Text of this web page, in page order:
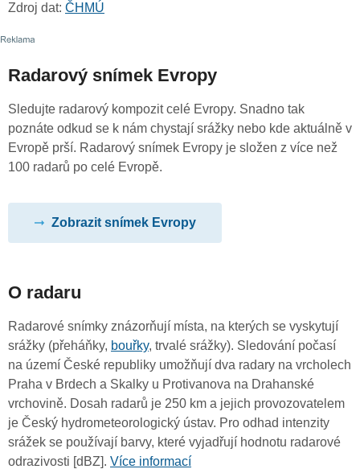
Zdroj dat: ČHMÚ
Radarový snímek Evropy
Sledujte radarový kompozit celé Evropy. Snadno tak
poznáte odkud se k nám chystají srážky nebo kde aktuálně v
Evropě prší. Radarový snímek Evropy je složen z více než
100 radarů po celé Evropě.
Zobrazit snímek Evropy
O radaru
Radarové snímky znázorňují místa, na kterých se vyskytují
srážky (přeháňky, bouřky, trvalé srážky). Sledování počasí
na území České republiky umožňují dva radary na vrcholech
Praha v Brdech a Skalky u Protivanova na Drahanské
vrchovině. Dosah radarů je 250 km a jejich provozovatelem
je Český hydrometeorologický ústav. Pro odhad intenzity
srážek se používají barvy, které vyjadřují hodnotu radarové
odrazivosti [dBZ]. Více informací